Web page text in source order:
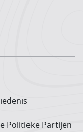
Politieke Partijen